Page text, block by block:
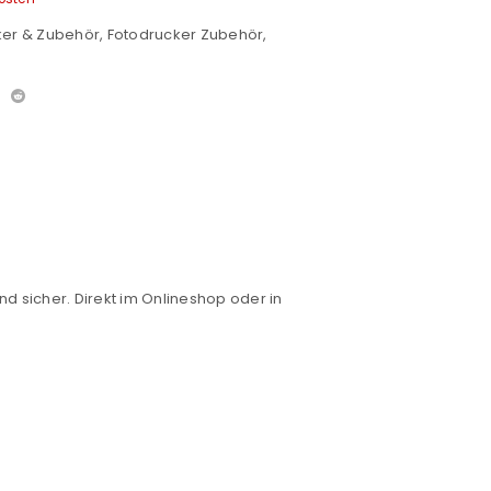
& Zubehör, Fotodrucker Zubehör,
sicher. Direkt im Onlineshop oder in